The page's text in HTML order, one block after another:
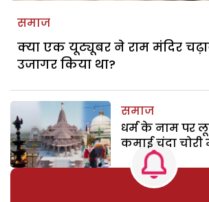
समाज
क्या एक यूट्यूबर ने राम मंदिर
उजागर किया था?
समाज
धर्म के नाम पर
कमाई चंदा चोरी